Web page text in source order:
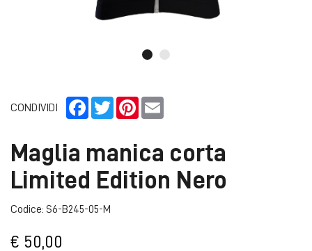
CONDIVIDI Facebook
TwitterPinterest
Maglia manica corta
Limited Edition Nero
Codice: S6-B245-05-M
€ 50,00